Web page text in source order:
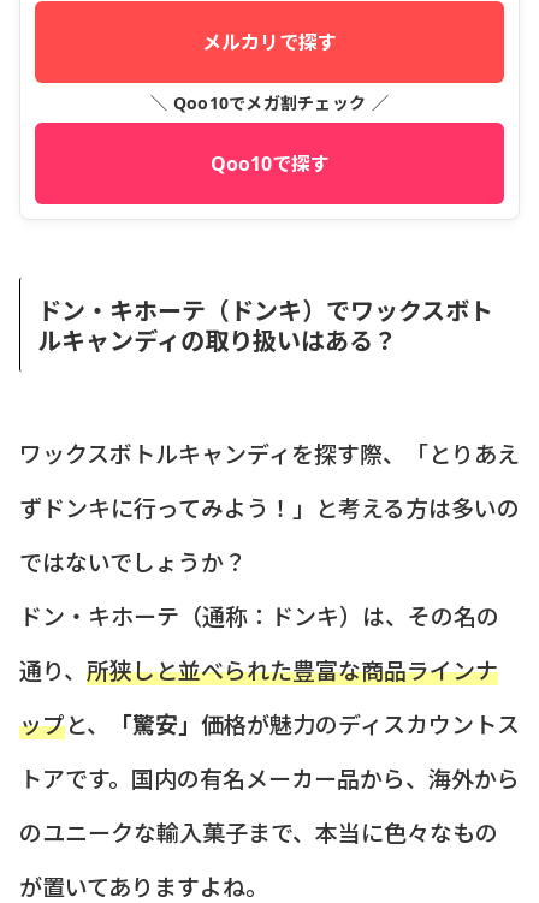
メルカリで探す
＼ Qoo10でメガ割チェック ／
Qoo10で探す
ドン・キホーテ（ドンキ）でワックスボト
ルキャンディの取り扱いはある？
ワックスボトルキャンディを探す際、「とりあえ
ずドンキに行ってみよう！」と考える方は多いの
ではないでしょうか？
ドン・キホーテ（通称：ドンキ）は、その名の
通り、 所狭しと並べられた豊富な商品ラインナ
ップと、 「驚安」 価格が魅力のディスカウントス
トアです。国内の有名メーカー品から、海外から
のユニークな輸入菓子まで、本当に色々なもの
が置いてありますよね。